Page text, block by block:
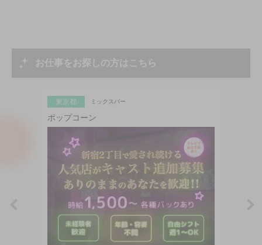
お仕事をお探しの方はこちら
東京都 ミックスバー
ポップコーン